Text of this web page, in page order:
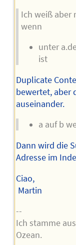
Ich weiß aber
wenn
unter
ist
Duplicate
bewertet, aber
auseinander.
a auf b
Dann wird die
Adresse im
Ciao,
Martin
--
Ich stamme
Ozean.